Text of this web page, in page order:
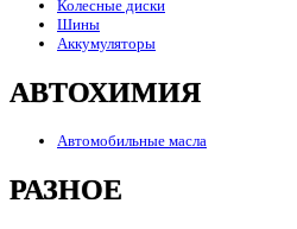
Колесные диски
Шины
Аккумуляторы
АВТОХИМИЯ
Автомобильные масла
РАЗНОЕ